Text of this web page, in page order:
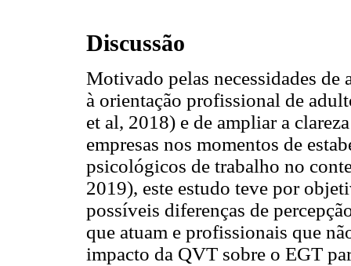
Discussão
Motivado pelas necessidades
à orientação profissional de
et al, 2018) e de ampliar a
empresas nos momentos de
psicológicos de trabalho no
2019), este estudo teve por
possíveis diferenças de
que atuam e profissionais que
impacto da QVT sobre o EGT